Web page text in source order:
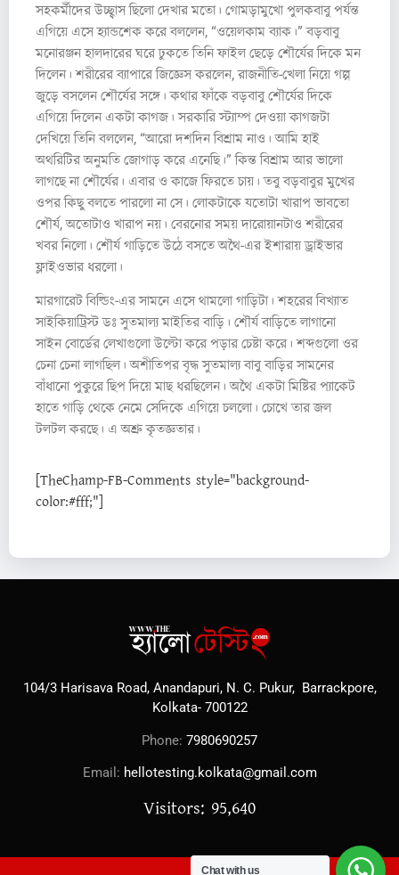
সহকর্মীদের উচ্ছ্বাস ছিলো দেখার মতো। গোমড়ামুখো পুলকবাবু পর্যন্ত
এগিয়ে এসে হ্যান্ডশেক করে বললেন, “ওয়েলকাম ব্যাক।” বড়বাবু
মনোরঞ্জন হালদারের ঘরে ঢুকতে তিনি ফাইল ছেড়ে শৌর্যের দিকে মন
দিলেন। শরীরের ব্যাপারে জিজ্ঞেস করলেন, রাজনীতি-খেলা নিয়ে গল্প
জুড়ে বসলেন শৌর্যের সঙ্গে। কথার ফাঁকে বড়বাবু শৌর্যের দিকে
এগিয়ে দিলেন একটা কাগজ। সরকারি স্ট্যাম্প দেওয়া কাগজটা
দেখিয়ে তিনি বললেন, “আরো দশদিন বিশ্রাম নাও। আমি হাই
অথরিটির অনুমতি জোগাড় করে এনেছি।” কিন্ত বিশ্রাম আর ভালো
লাগছে না শৌর্যের। এবার ও কাজে ফিরতে চায়। তবু বড়বাবুর মুখের
ওপর কিছু বলতে পারলো না সে। লোকটাকে যতোটা খারাপ ভাবতো
শৌর্য, অতোটাও খারাপ নয়। বেরনোর সময় দারোয়ানটাও শরীরের
খবর নিলো। শৌর্য গাড়িতে উঠে বসতে অথৈ-এর ইশারায় ড্রাইভার
ফ্লাইওভার ধরলো।
মারগারেট বিল্ডিং-এর সামনে এসে থামলো গাড়িটা। শহরের বিখ্যাত
সাইকিয়াট্রিস্ট ডঃ সুতমাল্য মাইতির বাড়ি। শৌর্য বাড়িতে লাগানো
সাইন বোর্ডের লেখাগুলো উল্টো করে পড়ার চেষ্টা করে। শব্দগুলো ওর
চেনা চেনা লাগছিল। অশীতিপর বৃদ্ধ সুতমাল্য বাবু বাড়ির সামনের
বাঁধানো পুকুরে ছিপ দিয়ে মাছ ধরছিলেন। অথৈ একটা মিষ্টির প্যাকেট
হাতে গাড়ি থেকে নেমে সেদিকে এগিয়ে চললো। চোখে তার জল
টলটল করছে। এ অশ্রু কৃতজ্ঞতার।
[TheChamp-FB-Comments style="background-
color:#fff;"]
104/3 Harisava Road, Anandapuri, N. C. Pukur, Barrackpore,
Kolkata- 700122
Phone: 7980690257
Email: hellotesting.kolkata@gmail.com
Visitors: 95,640
Chat with us